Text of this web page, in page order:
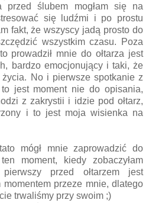
ślubem mogłam się na
się ludźmi i po prostu
fakt, że wszyscy jadą prosto do
wszystkim czasu. Poza
prowadził mnie do ołtarza jest
bardzo emocjonujący i taki, że
No i pierwsze spotkanie z
to jest moment nie do opisania,
z zakrystii i idzie pod ołtarz,
i to jest moja wisienka na
mógł mnie zaprowadzić do
moment, kiedy zobaczyłam
przed ołtarzem jest
przeze mnie, dlatego
trwaliśmy przy swoim ;)